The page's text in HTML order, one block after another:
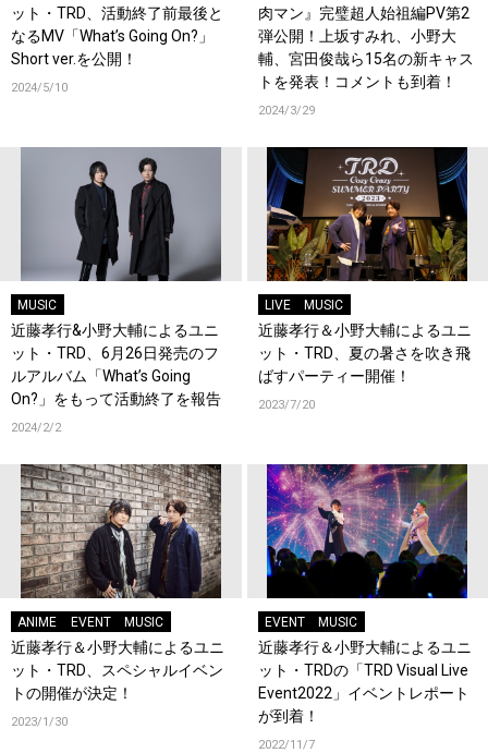
ット・TRD、活動終了前最後と
なるMV「What’s Going On?」
Short ver.を公開！
2024/5/10
肉マン』完璧超人始祖編PV第2
弾公開！上坂すみれ、小野大
輔、宮田俊哉ら15名の新キャス
トを発表！コメントも到着！
2024/3/29
MUSIC
近藤孝行&小野大輔によるユニ
ット・TRD、6月26日発売のフ
ルアルバム「What’s Going
On?」をもって活動終了を報告
2024/2/2
LIVE MUSIC
近藤孝行＆小野大輔によるユニ
ット・TRD、夏の暑さを吹き飛
ばすパーティー開催！
2023/7/20
ANIME EVENT MUSIC
近藤孝行＆小野大輔によるユニ
ット・TRD、スペシャルイベン
トの開催が決定！
2023/1/30
EVENT MUSIC
近藤孝行＆小野大輔によるユニ
ット・TRDの「TRD Visual Live
Event2022」イベントレポート
が到着！
2022/11/7